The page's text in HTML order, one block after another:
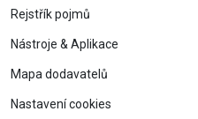
Rejstřík pojmů
Nástroje & Aplikace
Mapa dodavatelů
Nastavení cookies